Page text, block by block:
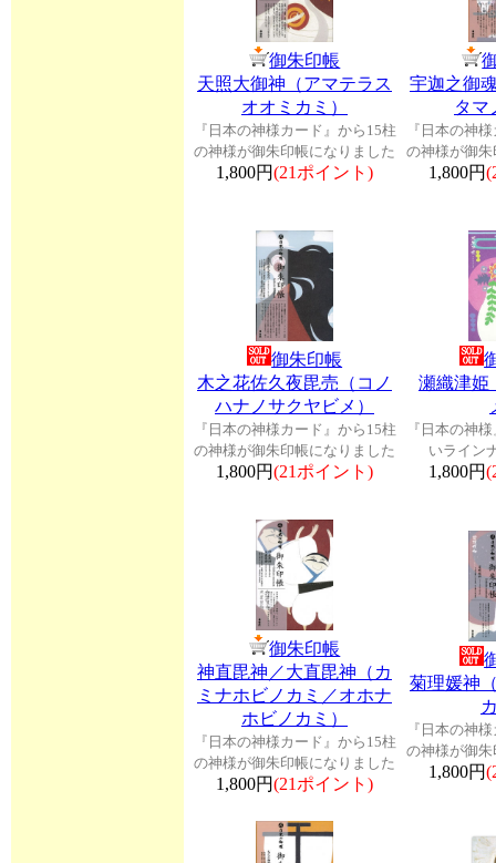
御朱印帳
天照大御神（アマテラス
オオミカミ）
『日本の神様カード』から15柱
の神様が御朱印帳になりました
1,800円(21ポイント)
宇迦之御
タマ
『日本の神
の神様が御
1,800円
御朱印帳
木之花佐久夜毘売（コノ
ハナノサクヤビメ）
『日本の神様カード』から15柱
の神様が御朱印帳になりました
1,800円(21ポイント)
瀬織津姫
『日本の神
いライン
1,800円
御朱印帳
神直毘神／大直毘神（カ
ミナホビノカミ／オホナ
ホビノカミ）
『日本の神様カード』から15柱
の神様が御朱印帳になりました
1,800円(21ポイント)
菊理媛神
『日本の神
の神様が御
1,800円